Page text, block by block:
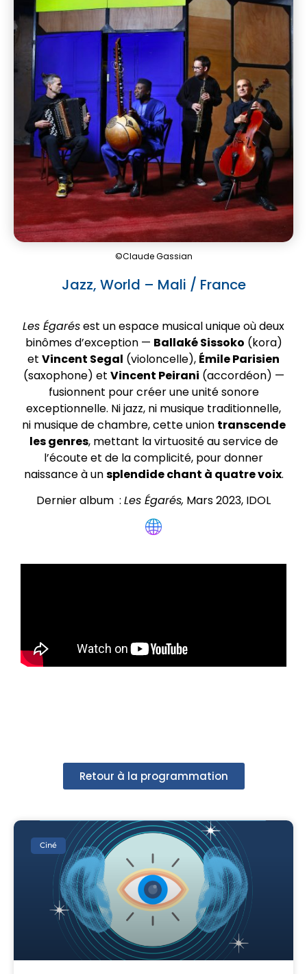
©Claude Gassian
Jazz, World – Mali / France
Les Égarésest un espace musical unique où deux
binômes d’exception — Ballaké Sissoko (kora)
et Vincent Segal (violoncelle), Émile Parisien
(saxophone) et Vincent Peirani (accordéon) —
fusionnent pour créer une unité sonore
exceptionnelle. Ni jazz, ni musique traditionnelle,
ni musique de chambre, cette union transcende
les genres, mettant la virtuosité au service de
l’écoute et de la complicité, pour donner
naissance à unsplendide chant à quatre voix.
Dernier album : Les Égarés, Mars 2023, IDOL
Retour à la programmation
Ciné